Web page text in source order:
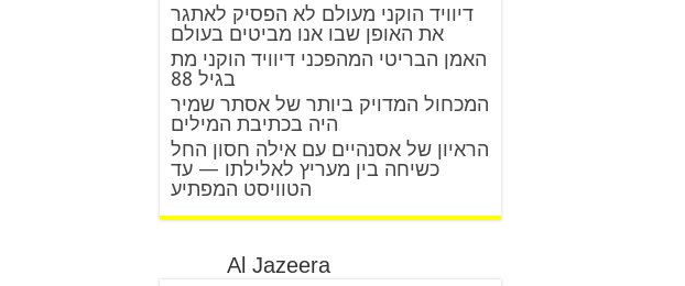
דיוויד הוקני מעולם לא הפסיק לאתגר
את האופן שבו אנו מביטים בעולם
האמן הבריטי המהפכני דיוויד הוקני מת
בגיל 88
המכחול המדויק ביותר של אסתר שמיר
היה בכתיבת המילים
הראיון של אסנהיים עם אילה חסון החל
כשיחה בין מעריץ לאלילתו — עד
הטוויסט המפתיע
Al Jazeera